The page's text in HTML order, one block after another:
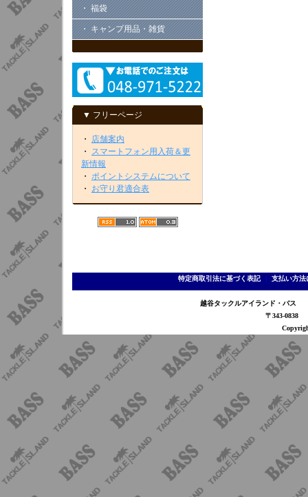
・ 福袋
・ キャンプ用品・雑貨
▼ フリーページ
・ 店舗案内
・ スマートフォン用入荷＆更
新情報
・ ポイントシステムについて
・ お守り君適合表
特定商取引法に基づく表記｜ 支払い方法
越谷タックルアイランド・バ
〒343-0838